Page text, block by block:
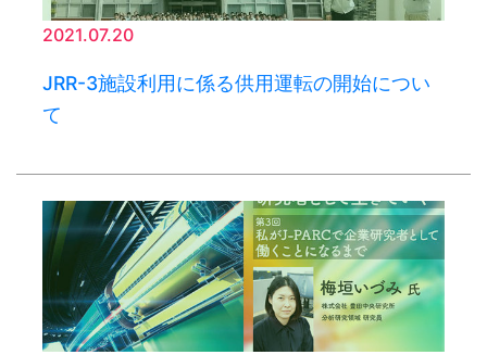
2021.07.20
JRR-3施設利用に係る供用運転の開始につい
て